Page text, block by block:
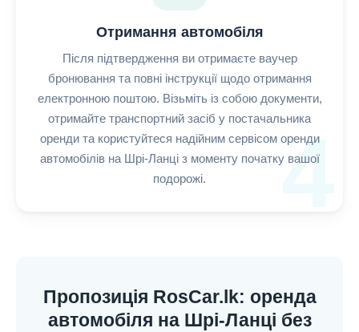
4
Отримання автомобіля
Після підтвердження ви отримаєте ваучер
бронювання та повні інструкції щодо отримання
електронною поштою. Візьміть із собою документи,
отримайте транспортний засіб у постачальника
оренди та користуйтеся надійним сервісом оренди
автомобілів на Шрі-Ланці з моменту початку вашої
подорожі.
Пропозиція RosCar.lk: оренда
автомобіля на Шрі-Ланці без